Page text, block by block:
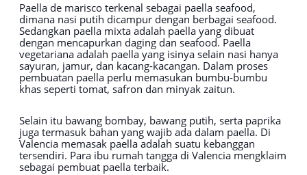
Paella de marisco terkenal sebagai paella seafood,
dimana nasi putih dicampur dengan berbagai seafood.
Sedangkan paella mixta adalah paella yang dibuat
dengan mencapurkan daging dan seafood. Paella
vegetariana adalah paella yang isinya selain nasi hanya
sayuran, jamur, dan kacang-kacangan. Dalam proses
pembuatan paella perlu memasukan bumbu-bumbu
khas seperti tomat, safron dan minyak zaitun.
Selain itu bawang bombay, bawang putih, serta paprika
juga termasuk bahan yang wajib ada dalam paella. Di
Valencia memasak paella adalah suatu kebanggan
tersendiri. Para ibu rumah tangga di Valencia mengklaim
sebagai pembuat paella terbaik.